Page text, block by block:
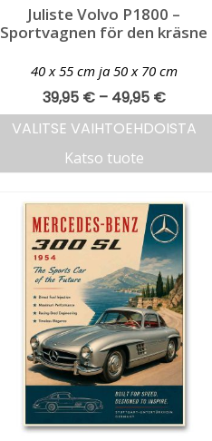
Juliste Volvo P1800 –
Sportvagnen för den kräsne
40 x 55 cm ja 50 x 70 cm
39,95 € – 49,95 €
VALITSE VAIHTOEHDOISTA
Katso tuote